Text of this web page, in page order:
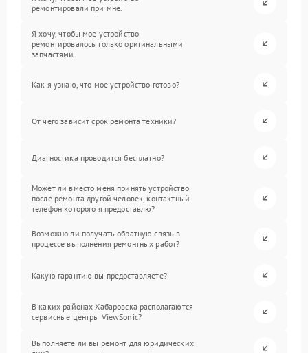
ремонтировали при мне.
Я хочу, чтобы мое устройство
ремонтировалось только оригинальными
запчастями.
Как я узнаю, что мое устройство готово?
От чего зависит срок ремонта техники?
Диагностика проводится бесплатно?
Может ли вместо меня принять устройство
после ремонта другой человек, контактный
телефон которого я предоставлю?
Возможно ли получать обратную связь в
процессе выполнения ремонтных работ?
Какую гарантию вы предоставляете?
В каких районах Хабаровска располагаются
сервисные центры ViewSonic?
Выполняете ли вы ремонт для юридических